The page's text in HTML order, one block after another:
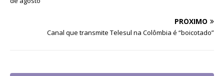
PRÓXIMO
Canal que transmite Telesul na Colômbia é “boicotado”